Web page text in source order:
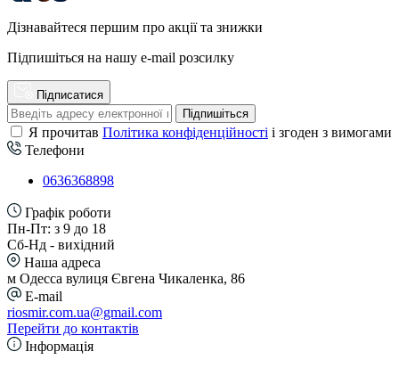
Дізнавайтеся першим про акції та знижки
Підпишіться на нашу e-mail розсилку
Підписатися
Підпишіться
Я прочитав Політика конфіденційності і згоден з вимогами
Телефони
0636368898
Графік роботи
Пн-Пт: з 9 до 18
Сб-Нд - вихідний
Наша адреса
м Одесса вулиця Євгена Чикаленка, 86
E-mail
riosmir.com.ua@gmail.com
Перейти до контактів
Інформація